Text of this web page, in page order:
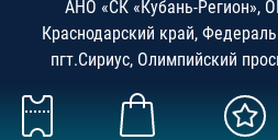
АНО «СК «Кубань-Регион»,
Краснодарский край,
пгт.Сириус, Олимпийский